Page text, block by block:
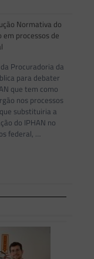
Normativa do
processos de
Procuradoria da
para debater
que tem como
nos processos
substituiria a
do IPHAN no
federal, …